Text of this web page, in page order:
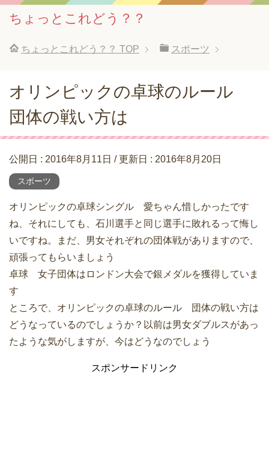
ちょっとこれどう？？
ちょっとこれどう？？ TOP スポーツ
オリンピックの卓球のルール
団体の戦い方は
公開日 : 2016年8月11日 / 更新日 : 2016年8月20日
スポーツ
オリンピックの卓球シングル 愛ちゃん惜しかったです
ね、それにしても、石川選手と同じ選手に敗れるって悔し
いですね。まだ、男女それぞれの団体戦がありますので、
頑張ってもらいましょう
卓球 女子団体はロンドン大会で銀メダルを獲得していま
す
ところで、オリンピックの卓球のルール 団体の戦い方は
どうなっているのでしょうか？以前は男女ダブルスがあっ
たような気がしますが、今はどうなのでしょう
スポンサードリンク